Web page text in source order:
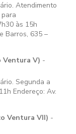
Atendimento
às 15h
Barros, 635 –
Ventura V) -
Segunda a
Endereço: Av.
Ventura VII) -